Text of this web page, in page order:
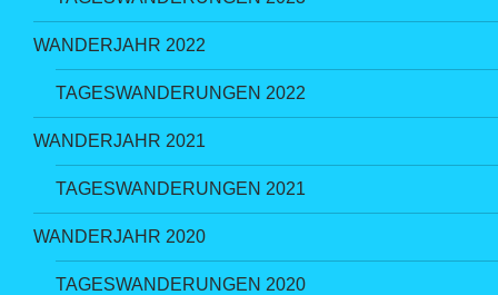
WANDERJAHR 2022
TAGESWANDERUNGEN 2022
WANDERJAHR 2021
TAGESWANDERUNGEN 2021
WANDERJAHR 2020
TAGESWANDERUNGEN 2020